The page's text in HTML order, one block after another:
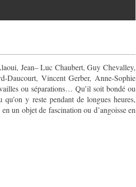
Jean– Luc Chaubert, Guy Chevalley,
Daucourt, Vincent Gerber, Anne-Sophie
ou séparations… Qu’il soit bondé ou
y reste pendant de longues heures,
un objet de fascination ou d’angoisse en